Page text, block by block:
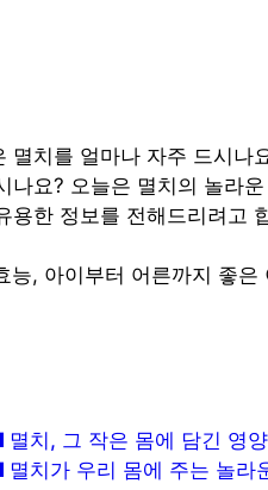
멸치를 얼마나 자주 드시나
나요? 오늘은 멸치의 놀라
용한 정보를 전해드리려고
멸치, 그 작은 몸에 담긴 영
멸치가 우리 몸에 주는 놀라